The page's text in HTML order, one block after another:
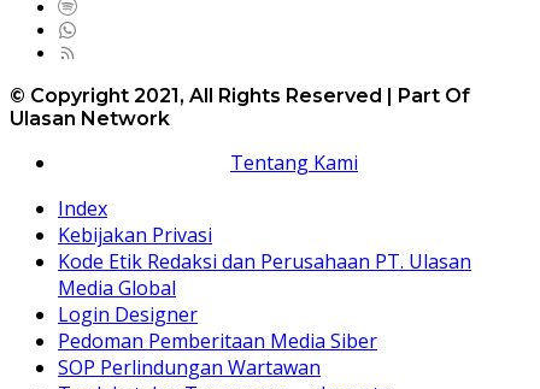
© Copyright 2021, All Rights Reserved | Part Of
Ulasan Network
Tentang Kami
Index
Kebijakan Privasi
Kode Etik Redaksi dan Perusahaan PT. Ulasan
Media Global
Login Designer
Pedoman Pemberitaan Media Siber
SOP Perlindungan Wartawan